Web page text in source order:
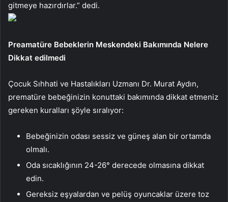
gitmeye hazırdırlar.” dedi.
Preamatüre Bebeklerin Meskendeki Bakımında Nelere
Dikkat edilmedi
Çocuk Sıhhati ve Hastalıkları Uzmanı Dr. Murat Aydın,
prematüre bebeğinizin konuttaki bakımında dikkat etmeniz
gereken kuralları şöyle sıralıyor:
Bebeğinizin odası sessiz ve güneş alan bir ortamda
olmalı.
Oda sıcaklığının 24-26° derecede olmasına dikkat
edin.
Gereksiz eşyalardan ve pelüş oyuncaklar üzere toz